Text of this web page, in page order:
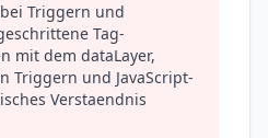
Triggern und
Tag-
mit dem dataLayer,
Triggern und JavaScript-
Verstaendnis